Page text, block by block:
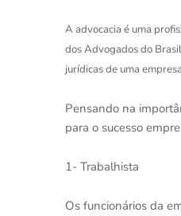
A advocacia é uma
dos Advogados do
jurídicas de uma
Pensando na
para o sucesso
1- Trabalhista
Os funcionários da